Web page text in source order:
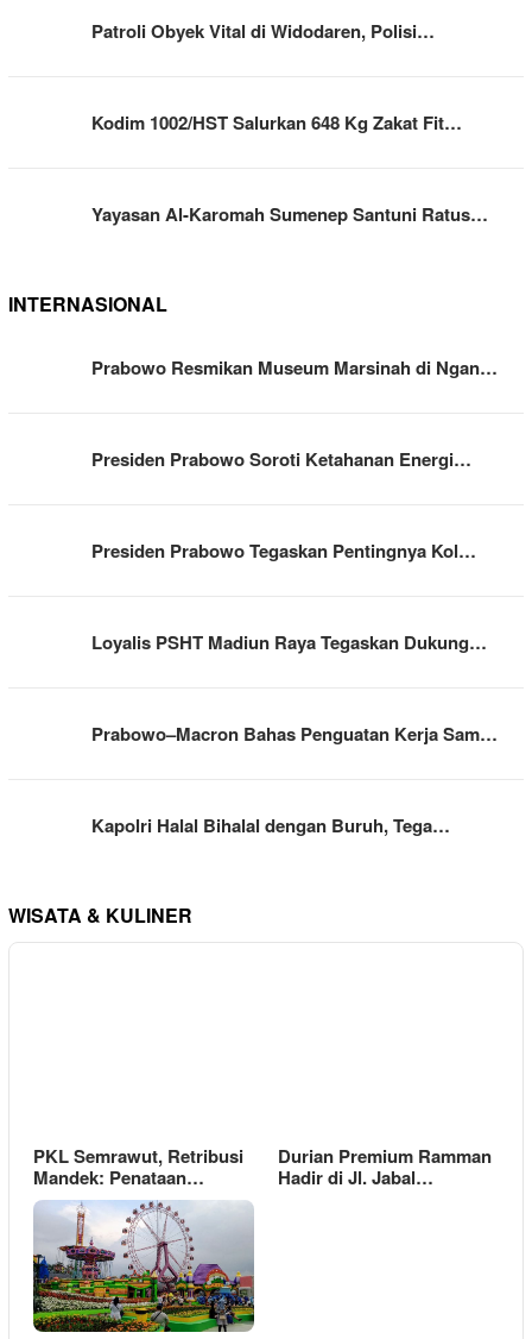
Patroli Obyek Vital di Widodaren, Polisi…
Kodim 1002/HST Salurkan 648 Kg Zakat Fit…
Yayasan Al-Karomah Sumenep Santuni Ratus…
INTERNASIONAL
Prabowo Resmikan Museum Marsinah di Ngan…
Presiden Prabowo Soroti Ketahanan Energi…
Presiden Prabowo Tegaskan Pentingnya Kol…
Loyalis PSHT Madiun Raya Tegaskan Dukung…
Prabowo–Macron Bahas Penguatan Kerja Sam…
Kapolri Halal Bihalal dengan Buruh, Tega…
WISATA & KULINER
PKL Semrawut, Retribusi
Mandek: Penataan…
Durian Premium Ramman
Hadir di Jl. Jabal…